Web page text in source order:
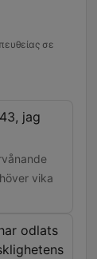
σε
jag
vika
odlats